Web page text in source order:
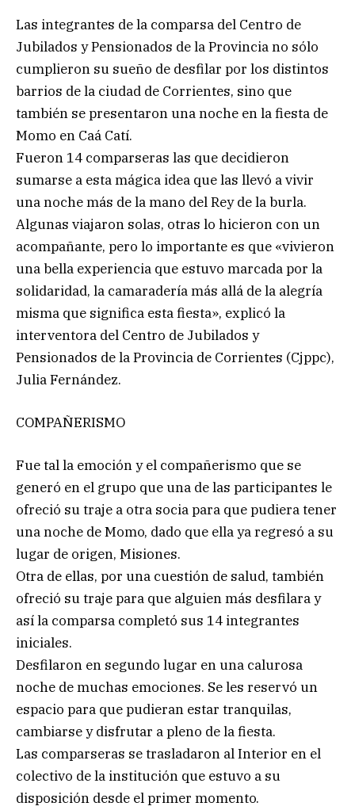
Las integrantes de la comparsa del Centro de
Jubilados y Pensionados de la Provincia no sólo
cumplieron su sueño de desfilar por los distintos
barrios de la ciudad de Corrientes, sino que
también se presentaron una noche en la fiesta de
Momo en Caá Catí.
Fueron 14 comparseras las que decidieron
sumarse a esta mágica idea que las llevó a vivir
una noche más de la mano del Rey de la burla.
Algunas viajaron solas, otras lo hicieron con un
acompañante, pero lo importante es que «vivieron
una bella experiencia que estuvo marcada por la
solidaridad, la camaradería más allá de la alegría
misma que significa esta fiesta», explicó la
interventora del Centro de Jubilados y
Pensionados de la Provincia de Corrientes (Cjppc),
Julia Fernández.
COMPAÑERISMO
Fue tal la emoción y el compañerismo que se
generó en el grupo que una de las participantes le
ofreció su traje a otra socia para que pudiera tener
una noche de Momo, dado que ella ya regresó a su
lugar de origen, Misiones.
Otra de ellas, por una cuestión de salud, también
ofreció su traje para que alguien más desfilara y
así la comparsa completó sus 14 integrantes
iniciales.
Desfilaron en segundo lugar en una calurosa
noche de muchas emociones. Se les reservó un
espacio para que pudieran estar tranquilas,
cambiarse y disfrutar a pleno de la fiesta.
Las comparseras se trasladaron al Interior en el
colectivo de la institución que estuvo a su
disposición desde el primer momento.